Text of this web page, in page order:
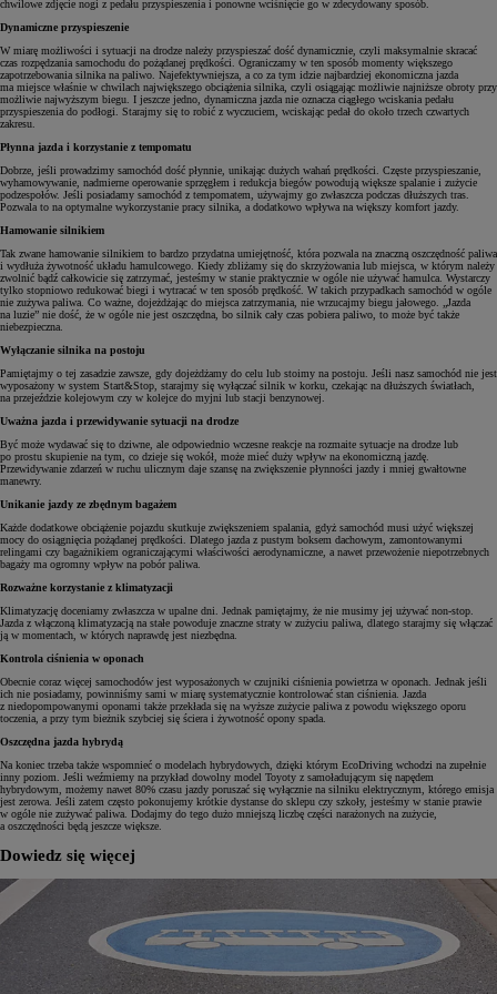
chwilowe zdjęcie nogi z pedału przyspieszenia i ponowne wciśnięcie go w zdecydowany sposób.
Dynamiczne przyspieszenie
W miarę możliwości i sytuacji na drodze należy przyspieszać dość dynamicznie, czyli maksymalnie skracać
czas rozpędzania samochodu do pożądanej prędkości. Ograniczamy w ten sposób momenty większego
zapotrzebowania silnika na paliwo. Najefektywniejsza, a co za tym idzie najbardziej ekonomiczna jazda
ma miejsce właśnie w chwilach największego obciążenia silnika, czyli osiągając możliwie najniższe obroty przy
możliwie najwyższym biegu. I jeszcze jedno, dynamiczna jazda nie oznacza ciągłego wciskania pedału
przyspieszenia do podłogi. Starajmy się to robić z wyczuciem, wciskając pedał do około trzech czwartych
zakresu.
Płynna jazda i korzystanie z tempomatu
Dobrze, jeśli prowadzimy samochód dość płynnie, unikając dużych wahań prędkości. Częste przyspieszanie,
wyhamowywanie, nadmierne operowanie sprzęgłem i redukcja biegów powodują większe spalanie i zużycie
podzespołów. Jeśli posiadamy samochód z tempomatem, używajmy go zwłaszcza podczas dłuższych tras.
Pozwala to na optymalne wykorzystanie pracy silnika, a dodatkowo wpływa na większy komfort jazdy.
Hamowanie silnikiem
Tak zwane hamowanie silnikiem to bardzo przydatna umiejętność, która pozwala na znaczną oszczędność paliwa
i wydłuża żywotność układu hamulcowego. Kiedy zbliżamy się do skrzyżowania lub miejsca, w którym należy
zwolnić bądź całkowicie się zatrzymać, jesteśmy w stanie praktycznie w ogóle nie używać hamulca. Wystarczy
tylko stopniowo redukować biegi i wytracać w ten sposób prędkość. W takich przypadkach samochód w ogóle
nie zużywa paliwa. Co ważne, dojeżdżając do miejsca zatrzymania, nie wrzucajmy biegu jałowego. „Jazda
na luzie” nie dość, że w ogóle nie jest oszczędna, bo silnik cały czas pobiera paliwo, to może być także
niebezpieczna.
Wyłączanie silnika na postoju
Pamiętajmy o tej zasadzie zawsze, gdy dojeżdżamy do celu lub stoimy na postoju. Jeśli nasz samochód nie jest
wyposażony w system Start&Stop, starajmy się wyłączać silnik w korku, czekając na dłuższych światłach,
na przejeździe kolejowym czy w kolejce do myjni lub stacji benzynowej.
Uważna jazda i przewidywanie sytuacji na drodze
Być może wydawać się to dziwne, ale odpowiednio wczesne reakcje na rozmaite sytuacje na drodze lub
po prostu skupienie na tym, co dzieje się wokół, może mieć duży wpływ na ekonomiczną jazdę.
Przewidywanie zdarzeń w ruchu ulicznym daje szansę na zwiększenie płynności jazdy i mniej gwałtowne
manewry.
Unikanie jazdy ze zbędnym bagażem
Każde dodatkowe obciążenie pojazdu skutkuje zwiększeniem spalania, gdyż samochód musi użyć większej
mocy do osiągnięcia pożądanej prędkości. Dlatego jazda z pustym boksem dachowym, zamontowanymi
relingami czy bagażnikiem ograniczającymi właściwości aerodynamiczne, a nawet przewożenie niepotrzebnych
bagaży ma ogromny wpływ na pobór paliwa.
Rozważne korzystanie z klimatyzacji
Klimatyzację doceniamy zwłaszcza w upalne dni. Jednak pamiętajmy, że nie musimy jej używać non-stop.
Jazda z włączoną klimatyzacją na stałe powoduje znaczne straty w zużyciu paliwa, dlatego starajmy się włączać
ją w momentach, w których naprawdę jest niezbędna.
Kontrola ciśnienia w oponach
Obecnie coraz więcej samochodów jest wyposażonych w czujniki ciśnienia powietrza w oponach. Jednak jeśli
ich nie posiadamy, powinniśmy sami w miarę systematycznie kontrolować stan ciśnienia. Jazda
z niedopompowanymi oponami także przekłada się na wyższe zużycie paliwa z powodu większego oporu
toczenia, a przy tym bieżnik szybciej się ściera i żywotność opony spada.
Oszczędna jazda hybrydą
Na koniec trzeba także wspomnieć o modelach hybrydowych, dzięki którym EcoDriving wchodzi na zupełnie
inny poziom. Jeśli weźmiemy na przykład dowolny model Toyoty z samoładującym się napędem
hybrydowym, możemy nawet 80% czasu jazdy poruszać się wyłącznie na silniku elektrycznym, którego emisja
jest zerowa. Jeśli zatem często pokonujemy krótkie dystanse do sklepu czy szkoły, jesteśmy w stanie prawie
w ogóle nie zużywać paliwa. Dodajmy do tego dużo mniejszą liczbę części narażonych na zużycie,
a oszczędności będą jeszcze większe.
Dowiedz się więcej